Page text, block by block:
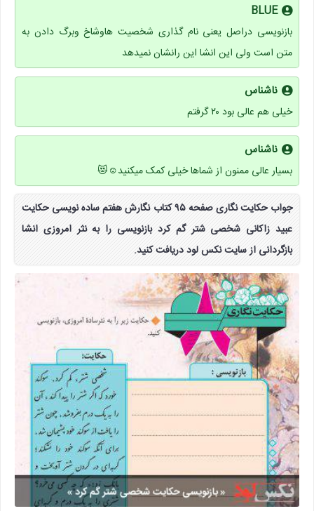
BLUE
بازنویسی دراصل یعنی نام گذاری شخصیت هاوشاخ وبرگ دادن به
متن است ولی این انشا این رانشان نمیدهد
ناشناس
خیلی هم عالی بود ۲۰ گرفتم
ناشناس
بسیار عالی ممنون از شماها خیلی کمک میکنید☺️😻
جواب حکایت نگاری صفحه ۹۵ کتاب نگارش هفتم ساده نویسی حکایت
عبید زاکانی شخصی شتر گم کرد بازنویسی را به نثر امروزی انشا
بازگردانی از سایت نکس لود دریافت کنید.